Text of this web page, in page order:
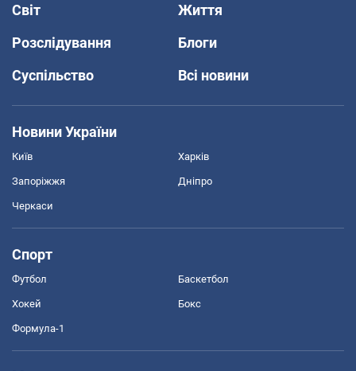
Світ
Життя
Розслідування
Блоги
Суспільство
Всі новини
Новини України
Київ Харків
Запоріжжя Дніпро
Черкаси
Спорт
Футбол Баскетбол
Хокей Бокс
Формула-1